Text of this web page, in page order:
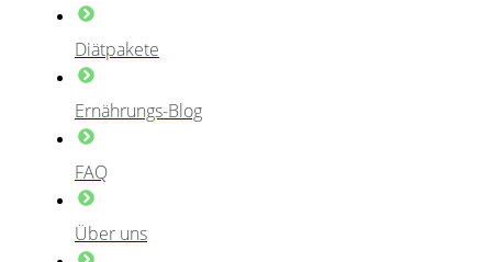
Diätpakete
Ernährungs-Blog
FAQ
Über uns